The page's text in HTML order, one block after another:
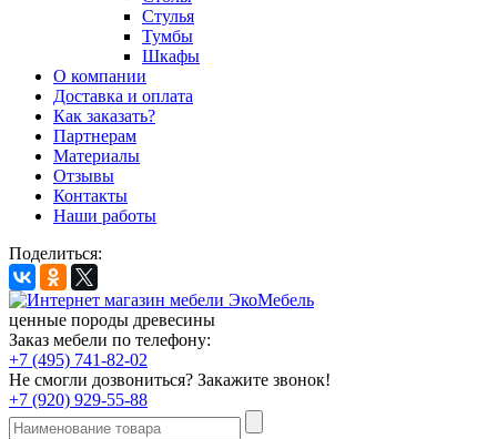
Стулья
Тумбы
Шкафы
О компании
Доставка и оплата
Как заказать?
Партнерам
Материалы
Отзывы
Контакты
Наши работы
Поделиться:
ценные породы древесины
Заказ мебели по телефону:
+7 (495) 741-82-02
Не смогли дозвониться? Закажите звонок!
+7 (920) 929-55-88